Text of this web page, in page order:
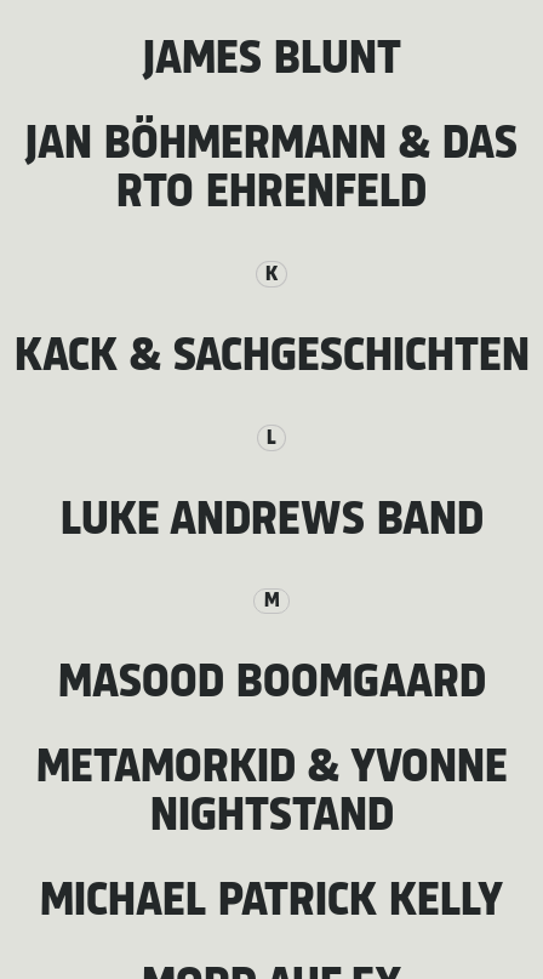
JAMES BLUNT
JAN BÖHMERMANN & DAS
RTO EHRENFELD
K
KACK & SACHGESCHICHTEN
L
LUKE ANDREWS BAND
M
MASOOD BOOMGAARD
METAMORKID & YVONNE
NIGHTSTAND
MICHAEL PATRICK KELLY